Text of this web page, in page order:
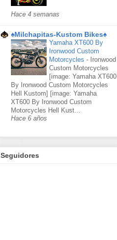
Hace 4 semanas
♠Milchapitas-Kustom Bikes♠
Yamaha XT600 By
Ironwood Custom
Motorcycles - Ironwood
Custom Motorcycles
[image: Yamaha XT600
By Ironwood Custom Motorcycles
Hell Kustom] [image: Yamaha
XT600 By Ironwood Custom
Motorcycles Hell Kust...
Hace 6 años
Seguidores